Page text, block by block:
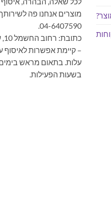
מוצרים אנחנו פה
04-6407590.
כתובת: רחוב החשמל 10, עפולה.
– קיימת אפשרות לאיסוף
עלות. בתאום מראש
בשעות הפעילות.